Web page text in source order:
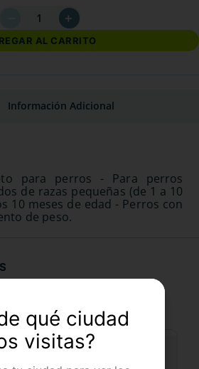
＋
AL CARRITO
Información Adicional
para perros - Para perros
de razas pequeñas (de 1 a 10
10 meses de edad - Perros con
de peso.
qué ciudad
visitas?